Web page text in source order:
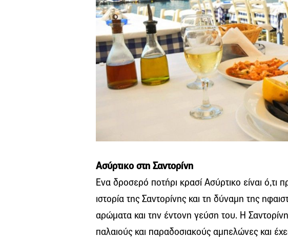
Ασύρτικο στη Σαντορίνη
Ενα δροσερό ποτήρι κρασί Ασύρτικο είναι ό,τι
ιστορία της Σαντορίνης και τη δύναμη της
αρώματα και την έντονη γεύση του. Η
παλαιούς και παραδοσιακούς αμπελώνες και